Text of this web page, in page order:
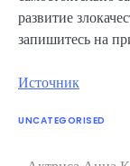
развитие
запишитесь на
Источник
UNCATEGORISED